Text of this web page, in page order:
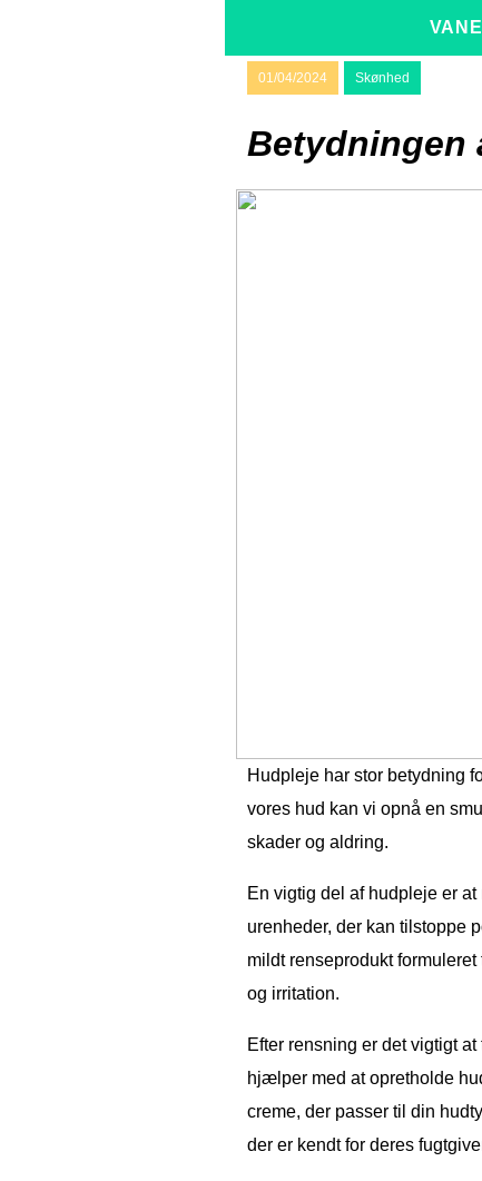
01/04/2024 Skønhed
Betydningen
Hudpleje har stor betydning
vores hud kan vi opnå en
skader og aldring.
En vigtig del af hudpleje er
urenheder, der kan tilstoppe
mildt renseprodukt
og irritation.
Efter rensning er det vigtigt
hjælper med at opretholde
creme, der passer til din
der er kendt for deres